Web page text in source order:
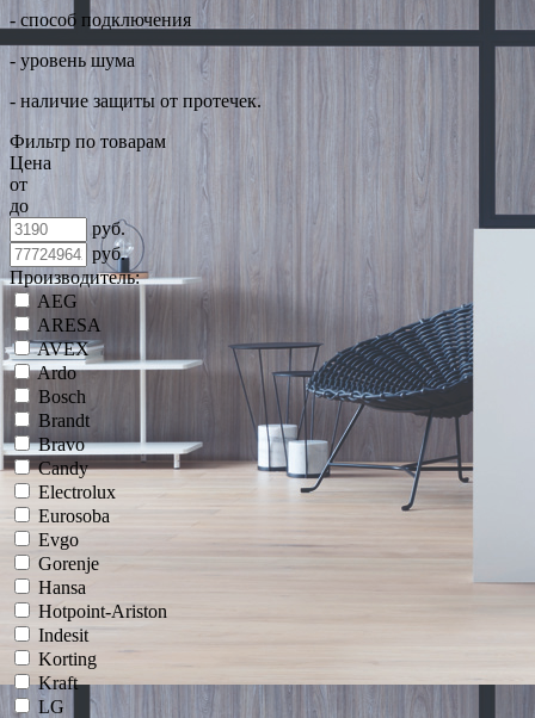
- способ подключения
- уровень шума
- наличие защиты от протечек.
Фильтр по товарам
Цена
от
до
руб.
руб.
Производитель:
AEG
ARESA
AVEX
Ardo
Bosch
Brandt
Bravo
Candy
Electrolux
Eurosoba
Evgo
Gorenje
Hansa
Hotpoint-Ariston
Indesit
Korting
Kraft
LG